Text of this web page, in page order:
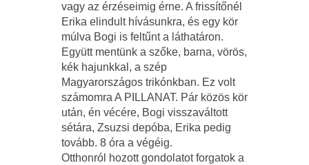
vagy az érzéseimig érne. A frissítőnél
Erika elindult hívásunkra, és egy kör
múlva Bogi is feltűnt a láthatáron.
Együtt mentünk a szőke, barna, vörös,
kék hajunkkal, a szép
Magyarországos trikónkban. Ez volt
számomra A PILLANAT. Pár közös kör
után, én vécére, Bogi visszaváltott
sétára, Zsuzsi depóba, Erika pedig
tovább. 8 óra a végéig.
Otthonról hozott gondolatot forgatok a